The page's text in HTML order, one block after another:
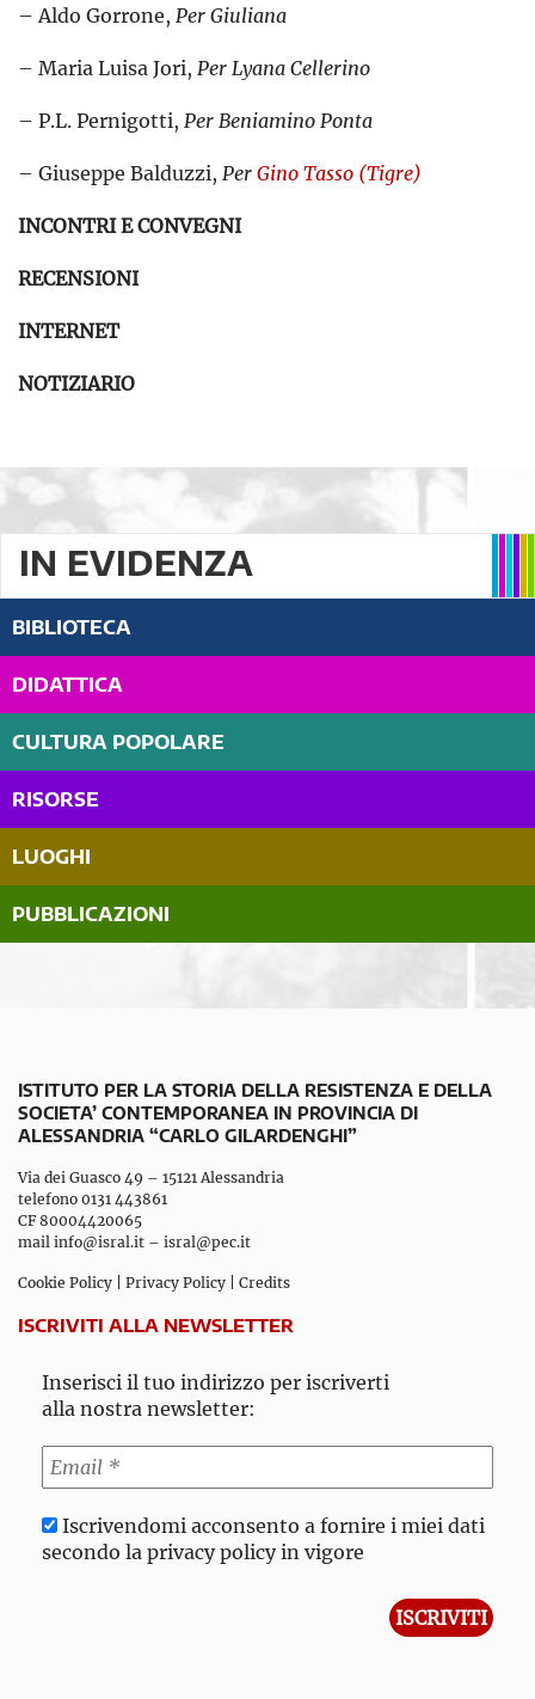
– Aldo Gorrone, Per Giuliana
– Maria Luisa Jori, Per Lyana Cellerino
– P.L. Pernigotti, Per Beniamino Ponta
– Giuseppe Balduzzi, Per Gino Tasso (Tigre)
INCONTRI E CONVEGNI
RECENSIONI
INTERNET
NOTIZIARIO
IN EVIDENZA
BIBLIOTECA
DIDATTICA
CULTURA POPOLARE
RISORSE
LUOGHI
PUBBLICAZIONI
ISTITUTO PER LA STORIA DELLA RESISTENZA E DELLA
SOCIETA’ CONTEMPORANEA IN PROVINCIA DI
ALESSANDRIA “CARLO GILARDENGHI”
Via dei Guasco 49 – 15121 Alessandria
telefono 0131 443861
CF 80004420065
mail info@isral.it – isral@pec.it
Cookie Policy Privacy Policy Credits
ISCRIVITI ALLA NEWSLETTER
Inserisci il tuo indirizzo per iscriverti
alla nostra newsletter:
Iscrivendomi acconsento a fornire i miei dati
secondo la privacy policy in vigore